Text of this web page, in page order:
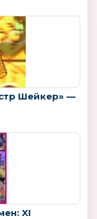
Шейкер» —
XI